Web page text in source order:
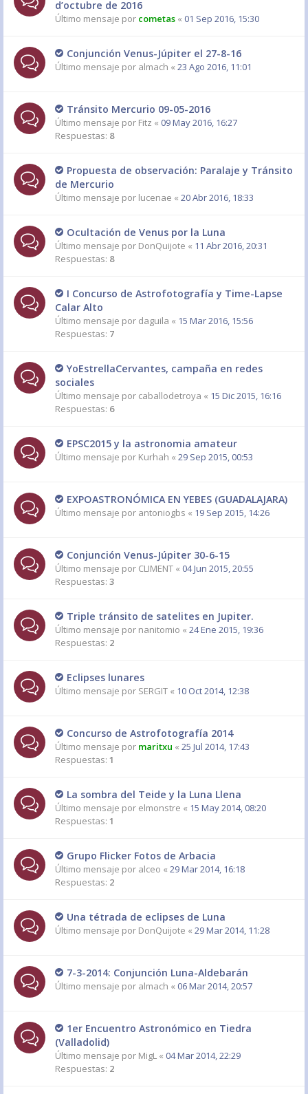
d’octubre de 2016
Último mensaje por cometas « 01 Sep 2016, 15:30
Conjunción Venus-Júpiter el 27-8-16
Último mensaje por almach « 23 Ago 2016, 11:01
Tránsito Mercurio 09-05-2016
Último mensaje por Fitz « 09 May 2016, 16:27
Respuestas: 8
Propuesta de observación: Paralaje y Tránsito
de Mercurio
Último mensaje por lucenae « 20 Abr 2016, 18:33
Ocultación de Venus por la Luna
Último mensaje por DonQuijote « 11 Abr 2016, 20:31
Respuestas: 8
I Concurso de Astrofotografía y Time-Lapse
Calar Alto
Último mensaje por daguila « 15 Mar 2016, 15:56
Respuestas: 7
YoEstrellaCervantes, campaña en redes
sociales
Último mensaje por caballodetroya « 15 Dic 2015, 16:16
Respuestas: 6
EPSC2015 y la astronomia amateur
Último mensaje por Kurhah « 29 Sep 2015, 00:53
EXPOASTRONÓMICA EN YEBES (GUADALAJARA)
Último mensaje por antoniogbs « 19 Sep 2015, 14:26
Conjunción Venus-Júpiter 30-6-15
Último mensaje por CLIMENT « 04 Jun 2015, 20:55
Respuestas: 3
Triple tránsito de satelites en Jupiter.
Último mensaje por nanitomio « 24 Ene 2015, 19:36
Respuestas: 2
Eclipses lunares
Último mensaje por SERGIT « 10 Oct 2014, 12:38
Concurso de Astrofotografía 2014
Último mensaje por maritxu « 25 Jul 2014, 17:43
Respuestas: 1
La sombra del Teide y la Luna Llena
Último mensaje por elmonstre « 15 May 2014, 08:20
Respuestas: 1
Grupo Flicker Fotos de Arbacia
Último mensaje por alceo « 29 Mar 2014, 16:18
Respuestas: 2
Una tétrada de eclipses de Luna
Último mensaje por DonQuijote « 29 Mar 2014, 11:28
7-3-2014: Conjunción Luna-Aldebarán
Último mensaje por almach « 06 Mar 2014, 20:57
1er Encuentro Astronómico en Tiedra
(Valladolid)
Último mensaje por MigL « 04 Mar 2014, 22:29
Respuestas: 2